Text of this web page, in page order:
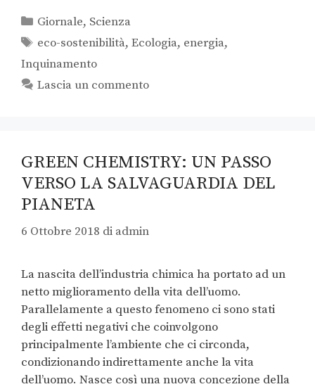
Giornale, Scienza
eco-sostenibilità,Ecologia, energia,
Inquinamento
Lascia un commento
GREEN CHEMISTRY: UN PASSO
VERSO LA SALVAGUARDIA DEL
PIANETA
6 Ottobre 2018 di admin
La nascita dell’industria chimica ha portato ad un
netto miglioramento della vita dell’uomo.
Parallelamente a questo fenomeno ci sono stati
degli effetti negativi che coinvolgono
principalmente l’ambiente che ci circonda,
condizionando indirettamente anche la vita
dell’uomo. Nasce così una nuova concezione della